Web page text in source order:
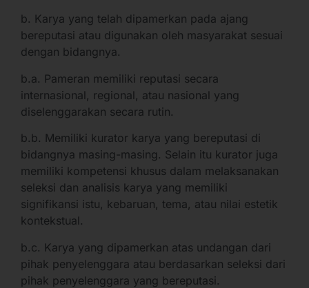
b. Karya yang telah dipamerkan pada ajang
bereputasi atau digunakan oleh masyarakat sesuai
dengan bidangnya.
b.a. Pameran memiliki reputasi secara
internasional, regional, atau nasional yang
diselenggarakan secara rutin.
b.b. Memiliki kurator karya yang bereputasi di
bidangnya masing-masing. Selain itu kurator juga
memiliki kompetensi khusus dalam melaksanakan
seleksi dan analisis karya yang memiliki
signifikansi istu, kebaruan, tema, atau nilai estetik
kontekstual.
b.c. Karya yang dipamerkan atas undangan dari
pihak penyelenggara atau berdasarkan seleksi dari
pihak penyelenggara yang bereputasi.